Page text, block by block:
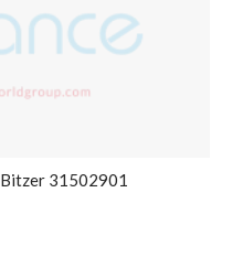
31502901